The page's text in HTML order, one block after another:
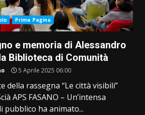
Prima Pagina
e memoria di Alessandro
Biblioteca di Comunità
5 Aprile 2025 06:00
della rassegna “Le città visibili”
APS FASANO – Un’intensa
pubblico ha animato...